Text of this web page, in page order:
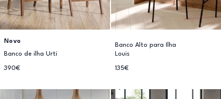
Novo
Banco de ilha Urti
390€
Banco Alto para Ilha
Louis
135€